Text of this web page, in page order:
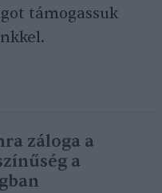
támogassuk
záloga a
a